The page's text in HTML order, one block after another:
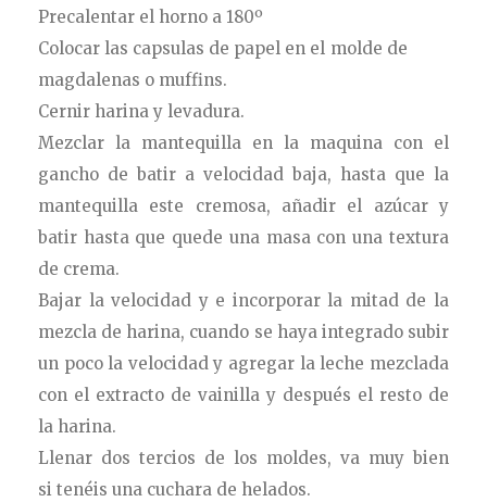
Precalentar el horno a 180º
Colocar las capsulas de papel en el molde de
magdalenas o muffins.
Cernir harina y levadura.
Mezclar la mantequilla en la maquina con el
gancho de batir a velocidad baja, hasta que la
mantequilla este cremosa, añadir el azúcar y
batir hasta que quede una masa con una textura
de crema.
Bajar la velocidad y e incorporar la mitad de la
mezcla de harina, cuando se haya integrado subir
un poco la velocidad y agregar la leche mezclada
con el extracto de vainilla y después el resto de
la harina.
Llenar dos tercios de los moldes, va muy bien
si tenéis una cuchara de helados.